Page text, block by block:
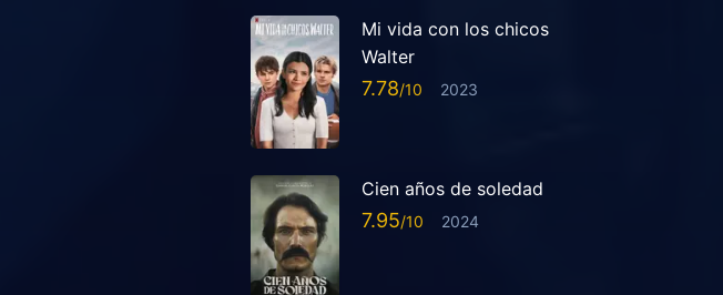
Mi vida con los chicos
Walter
7.78 2023
Cien años de soledad
7.95 2024